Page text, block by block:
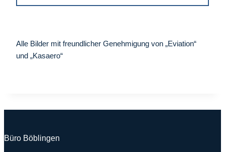
Alle Bilder mit freundlicher Genehmigung von „Eviation“
und „Kasaero“
Büro Böblingen